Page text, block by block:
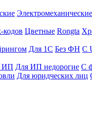
Электромеханические
кодов Цветные Rongta
Для 1С Без ФН С
ИП Для ИП недорогие С
Для юридческих лиц